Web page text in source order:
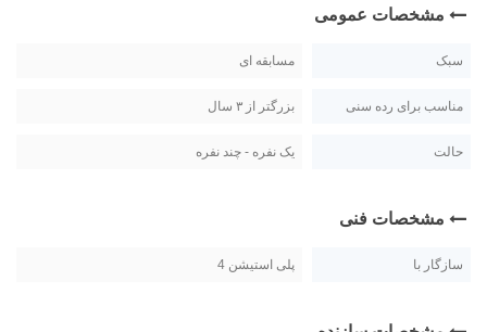
مشخصات عمومی
سبک مسابقه ای
مناسب برای رده سنی بزرگتر از ۳ سال
حالت یک نفره - چند نفره
مشخصات فنی
سازگار با پلی استیشن 4